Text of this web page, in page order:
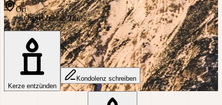
Ort
OrtSeefeld in Tirol
Kerze entzünden
Kondolenz schreiben